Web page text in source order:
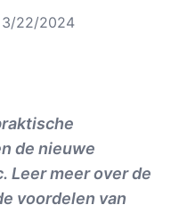
3/22/2024
de nieuwe
Leer meer over de
voordelen van